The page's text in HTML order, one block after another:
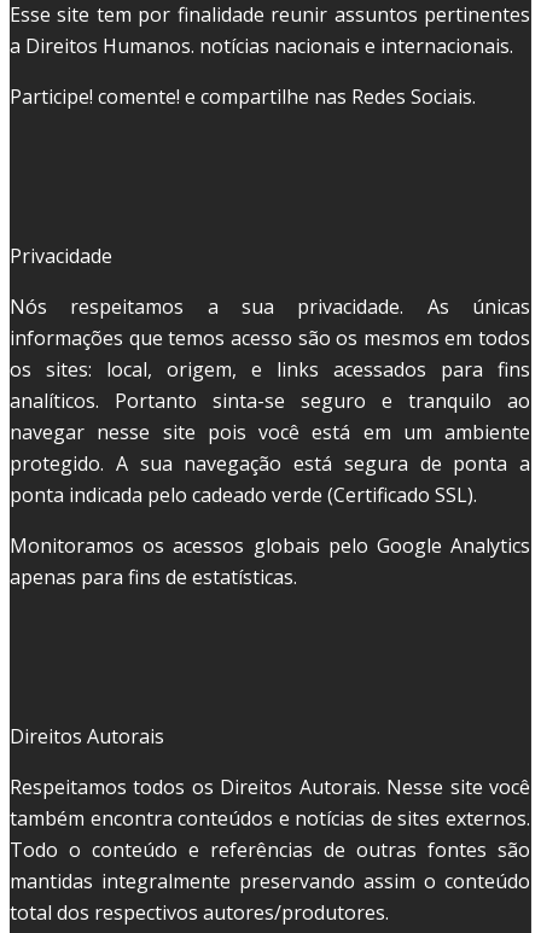
Esse site tem por finalidade reunir assuntos pertinentes
a Direitos Humanos. notícias nacionais e internacionais.
Participe! comente! e compartilhe nas Redes Sociais.
Privacidade
Nós respeitamos a sua privacidade. As únicas
informações que temos acesso são os mesmos em todos
os sites: local, origem, e links acessados para fins
analíticos. Portanto sinta-se seguro e tranquilo ao
navegar nesse site pois você está em um ambiente
protegido. A sua navegação está segura de ponta a
ponta indicada pelo cadeado verde (Certificado SSL).
Monitoramos os acessos globais pelo Google Analytics
apenas para fins de estatísticas.
Direitos Autorais
Respeitamos todos os Direitos Autorais. Nesse site você
também encontra conteúdos e notícias de sites externos.
Todo o conteúdo e referências de outras fontes são
mantidas integralmente preservando assim o conteúdo
total dos respectivos autores/produtores.